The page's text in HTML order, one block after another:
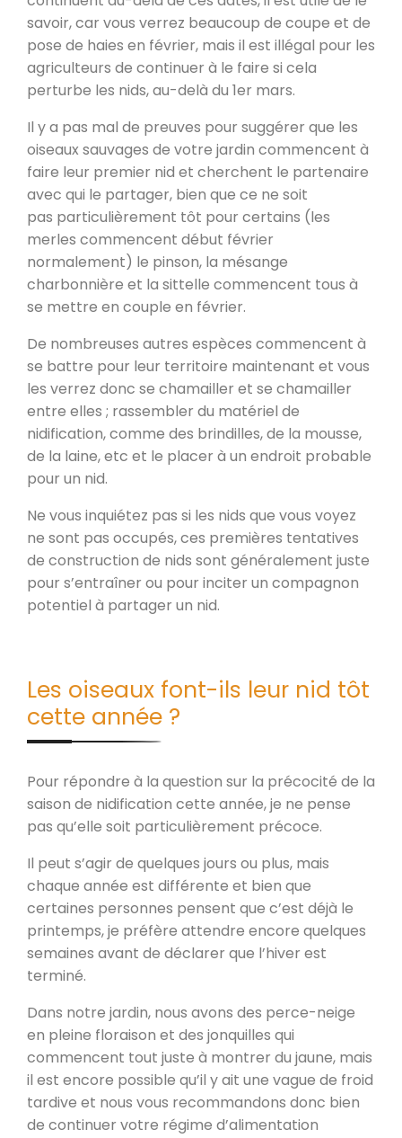
savoir, car vous verrez beaucoup de coupe et de
pose de haies en février, mais il est illégal pour les
agriculteurs de continuer à le faire si cela
perturbe les nids, au-delà du 1er mars.
Il y a pas mal de preuves pour suggérer que les
oiseaux sauvages de votre jardin commencent à
faire leur premier nid et cherchent le partenaire
avec qui le partager, bien que ce ne soit
pas particulièrement tôt pour certains (les
merles commencent début février
normalement) le pinson, la mésange
charbonnière et la sittelle commencent tous à
se mettre en couple en février.
De nombreuses autres espèces commencent à
se battre pour leur territoire maintenant et vous
les verrez donc se chamailler et se chamailler
entre elles ; rassembler du matériel de
nidification, comme des brindilles, de la mousse,
de la laine, etc et le placer à un endroit probable
pour un nid.
Ne vous inquiétez pas si les nids que vous voyez
ne sont pas occupés, ces premières tentatives
de construction de nids sont généralement juste
pour s’entraîner ou pour inciter un compagnon
potentiel à partager un nid.
Les oiseaux font-ils leur nid tôt
cette année ?
Pour répondre à la question sur la précocité de la
saison de nidification cette année, je ne pense
pas qu’elle soit particulièrement précoce.
Il peut s’agir de quelques jours ou plus, mais
chaque année est différente et bien que
certaines personnes pensent que c’est déjà le
printemps, je préfère attendre encore quelques
semaines avant de déclarer que l’hiver est
terminé.
Dans notre jardin, nous avons des perce-neige
en pleine floraison et des jonquilles qui
commencent tout juste à montrer du jaune, mais
il est encore possible qu’il y ait une vague de froid
tardive et nous vous recommandons donc bien
de continuer votre régime d’alimentation